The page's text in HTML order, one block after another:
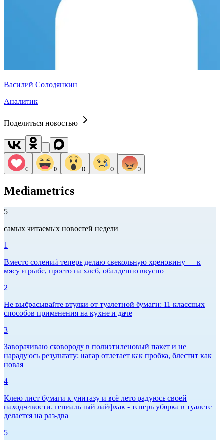
Василий Солодянкин
Аналитик
Поделиться новостью
0 0 0 0 0
Mediametrics
5
самых читаемых новостей недели
1
Вместо солений теперь делаю свекольную хреновину — к
мясу и рыбе, просто на хлеб, обалденно вкусно
2
Не выбрасывайте втулки от туалетной бумаги: 11 классных
способов применения на кухне и даче
3
Заворачиваю сковороду в полиэтиленовый пакет и не
нарадуюсь результату: нагар отлетает как пробка, блестит как
новая
4
Клею лист бумаги к унитазу и всё лето радуюсь своей
находчивости: гениальный лайфхак - теперь уборка в туалете
делается на раз-два
5